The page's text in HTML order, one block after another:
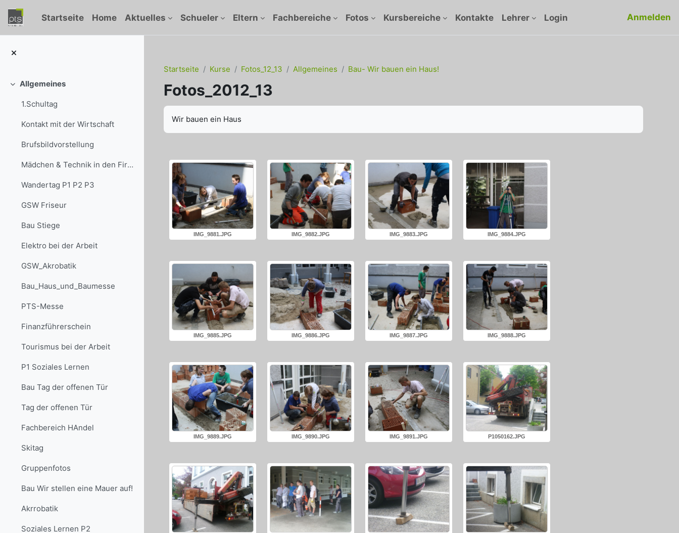
Startseite Home Aktuelles Schueler Eltern Fachbereiche Fotos Kursbereiche Kontakte Lehrer Login Anmelden
Einklappen
Allgemeines
1.Schultag
Kontakt mit der Wirtschaft
Brufsbildvorstellung
Mädchen & Technik in den Firmen
Wandertag P1 P2 P3
GSW Friseur
Bau Stiege
Elektro bei der Arbeit
GSW_Akrobatik
Bau_Haus_und_Baumesse
PTS-Messe
Finanzführerschein
Tourismus bei der Arbeit
P1 Soziales Lernen
Bau Tag der offenen Tür
Tag der offenen Tür
Fachbereich HAndel
Skitag
Gruppenfotos
Bau Wir stellen eine Mauer auf!
Akrrobatik
Soziales Lernen P2
Startseite Kurse Fotos_12_13 Allgemeines Bau- Wir bauen ein Haus!
Fotos_2012_13
Wir bauen ein Haus
IMG_9881.JPG IMG_9882.JPG IMG_9883.JPG IMG_9884.JPG
IMG_9885.JPG IMG_9886.JPG IMG_9887.JPG IMG_9888.JPG
IMG_9889.JPG IMG_9890.JPG IMG_9891.JPG P1050162.JPG